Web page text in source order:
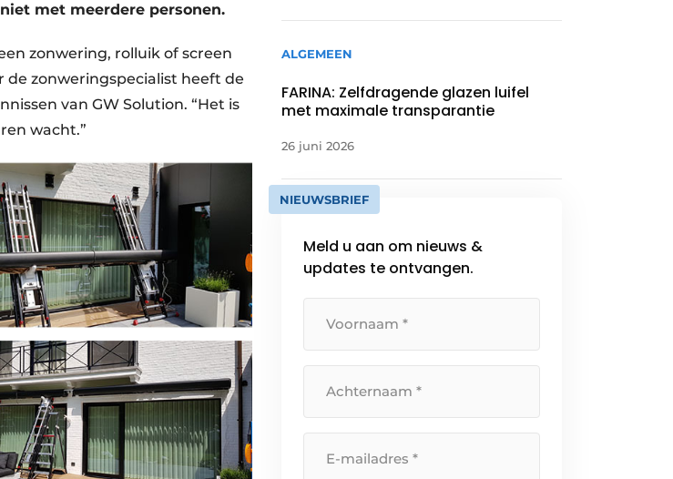
met meerdere personen.
zonwering, rolluik of screen
de zonweringspecialist heeft de
van GW Solution. “Het is
wacht.”
ALGEMEEN
FARINA: Zelfdragende glazen luifel
met maximale transparantie
26 juni 2026
NIEUWSBRIEF
Meld u aan om nieuws &
updates te ontvangen.